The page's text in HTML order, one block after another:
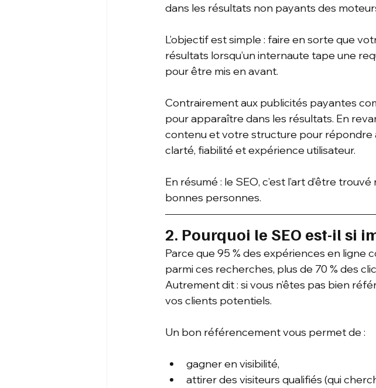
dans les résultats non payants des
L’objectif est simple : faire en sorte que
résultats lorsqu’un internaute tape une
pour être mis en avant.
Contrairement aux publicités payantes
pour apparaître dans les résultats. En
contenu et votre structure pour répondre
clarté, fiabilité et expérience utilisateur.
En résumé : le SEO, c’est l’art d’être
bonnes personnes.
2. Pourquoi le SEO est-il si
Parce que 95 % des expériences en
parmi ces recherches, plus de 70 % des
Autrement dit : si vous n’êtes pas bien
vos clients potentiels.
Un bon référencement vous permet de :
gagner en visibilité,
attirer des visiteurs qualifiés (qui